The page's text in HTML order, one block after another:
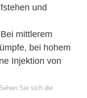
und
mittlerem
bei hohem
Injektion von
Sehen Sie sich die